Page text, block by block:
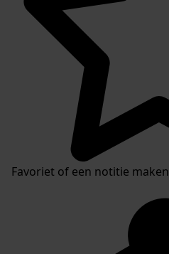
Favoriet of een notitie maken